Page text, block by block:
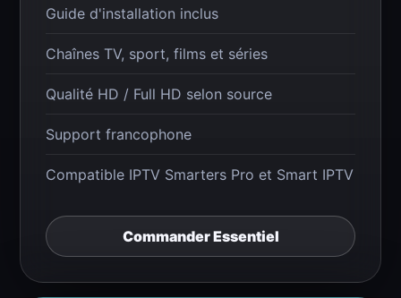
Guide d'installation inclus
Chaînes TV, sport, films et séries
Qualité HD / Full HD selon source
Support francophone
Compatible IPTV Smarters Pro et Smart IPTV
Commander Essentiel